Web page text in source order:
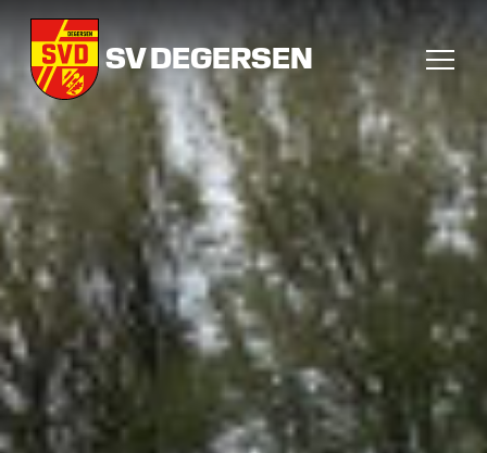
SV DEGERSEN